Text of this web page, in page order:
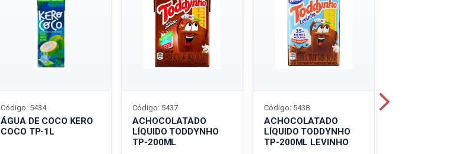
ÁGUA DE COCO KERO
COCO TP-1L
Código: 5434
ACHOCOLATADO
LÍQUIDO TODDYNHO
TP-200ML
Código: 5437
ACHOCOLATADO
LÍQUIDO TODDYNHO
TP-200ML LEVINHO
Código: 5438